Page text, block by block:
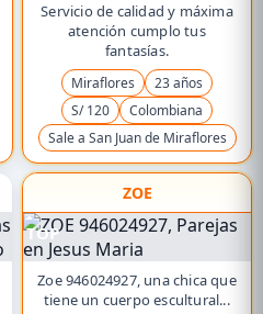
Servicio de calidad y máxima
atención cumplo tus
fantasías.
Miraflores
23 años
S/ 120
Colombiana
Sale a San Juan de Miraflores
ZOE
TOP
Zoe 946024927, una chica que
tiene un cuerpo escultural...